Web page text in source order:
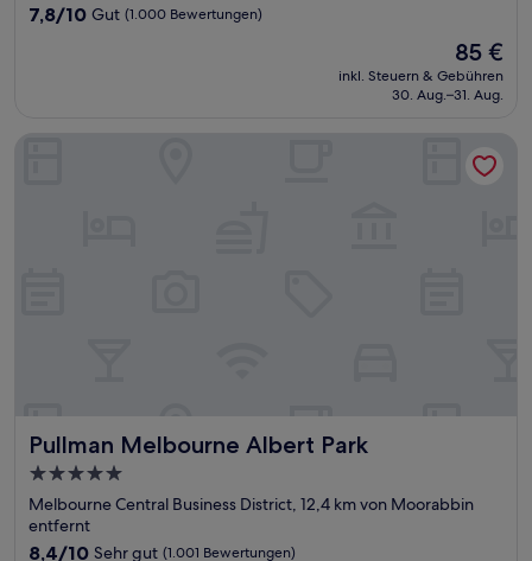
7.8
7,8/10 Gut (1.000 Bewertungen)
Der
Preis
beträgt
85 €
inkl. Steuern & Gebühren
30. Aug.–31. Aug.
Pullman Melbourne Albert Park
Pullman Melbourne Albert Park
5.0-
Sterne-
Unterkunft
Melbourne Central Business District, 12,4 km von Moorabbin
entfernt
8.4
8,4/10 Sehr gut (1.001 Bewertungen)